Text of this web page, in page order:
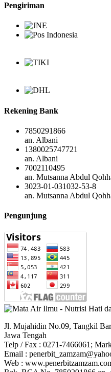
Pengiriman
Rekening Bank
7850291866
an. Albani
1380025747721
an. Albani
7002110495
an. Mutsanna Abdul
3023-01-031032-53-8
an. Mutsanna Abdul
Pengunjung
Jl. Mujahidin No.09, Tangkil
Jawa Tengah
Telp / Fax : 0271-7466061;
Email :
Web :